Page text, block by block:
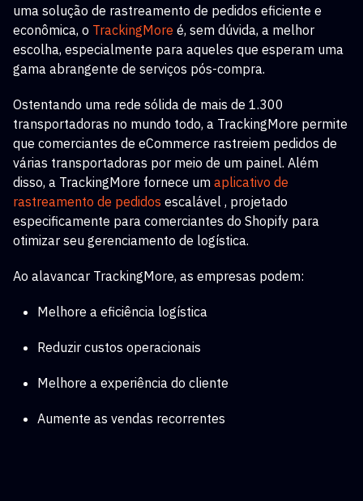
uma solução de rastreamento de pedidos eficiente e
econômica, o TrackingMore é, sem dúvida, a melhor
escolha, especialmente para aqueles que esperam uma
gama abrangente de serviços pós-compra.
Ostentando uma rede sólida de mais de 1.300
transportadoras no mundo todo, a TrackingMore permite
que comerciantes de eCommerce rastreiem pedidos de
várias transportadoras por meio de um painel. Além
disso, a TrackingMore fornece um aplicativo de
rastreamento de pedidos escalável , projetado
especificamente para comerciantes do Shopify para
otimizar seu gerenciamento de logística.
Ao alavancar TrackingMore, as empresas podem:
Melhore a eficiência logística
Reduzir custos operacionais
Melhore a experiência do cliente
Aumente as vendas recorrentes